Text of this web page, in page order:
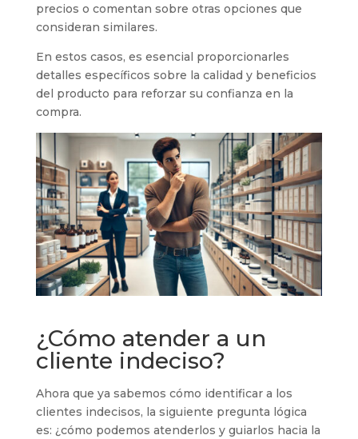
precios o comentan sobre otras opciones que
consideran similares.
En estos casos, es esencial proporcionarles
detalles específicos sobre la calidad y beneficios
del producto para reforzar su confianza en la
compra.
¿Cómo atender a un
cliente indeciso?
Ahora que ya sabemos cómo identificar a los
clientes indecisos, la siguiente pregunta lógica
es: ¿cómo podemos atenderlos y guiarlos hacia la